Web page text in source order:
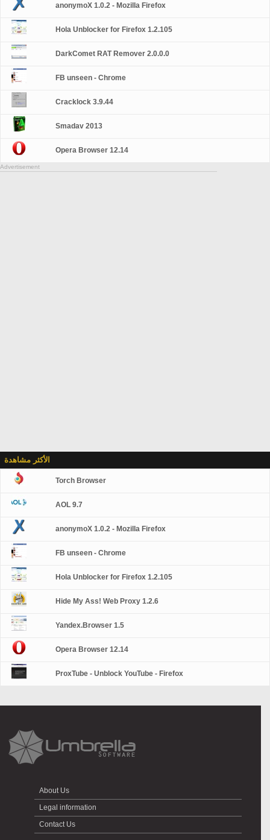
anonymoX 1.0.2 - Mozilla Firefox
Hola Unblocker for Firefox 1.2.105
DarkComet RAT Remover 2.0.0.0
FB unseen - Chrome
Cracklock 3.9.44
Smadav 2013
Opera Browser 12.14
Advertisement
الأكثر مشاهدة
Torch Browser
AOL 9.7
anonymoX 1.0.2 - Mozilla Firefox
FB unseen - Chrome
Hola Unblocker for Firefox 1.2.105
Hide My Ass! Web Proxy 1.2.6
Yandex.Browser 1.5
Opera Browser 12.14
ProxTube - Unblock YouTube - Firefox
About Us
Legal information
Contact Us